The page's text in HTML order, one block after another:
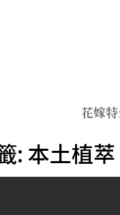
花嫁
:本土植萃